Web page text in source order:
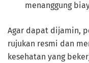
menanggung
Agar dapat dijamin,
rujukan resmi dan
kesehatan yang